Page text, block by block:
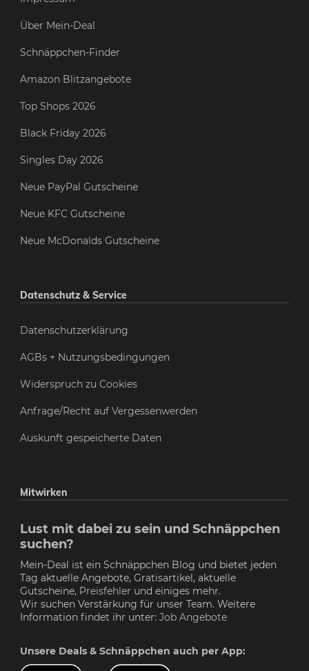
Über Mein-Deal
Schnäppchen-Finder
Amazon Blitzangebote
Top Shops 2026
Black Friday 2026
Singles Day 2026
Neue PayPal Gutscheine
Neue KFC Gutscheine
Neue McDonalds Gutscheine
Datenschutz & Service
Datenschutzerklärung
AGBs + Nutzungsbedingungen
Widerspruch zu Cookies
Anfrage/Recht auf Vergessenwerden
Auskunft gespeicherte Daten
Mitwirken
Lust mit dabei zu sein und Schnäppchen
suchen?
Mein-Deal ist ein Schnäppchen Blog und bietet jeden
Tag aktuelle Angebote, Gratisartikel, aktuelle
Gutscheine, Preisfehler und einiges mehr.
Wir suchen Verstärkung für unser Team. Weitere
Information findet ihr unter: Job Angebote
Unsere Deals & Schnäppchen auch per App: